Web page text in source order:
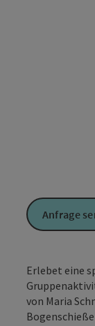
Erlebet eine
von Maria
Anfrage